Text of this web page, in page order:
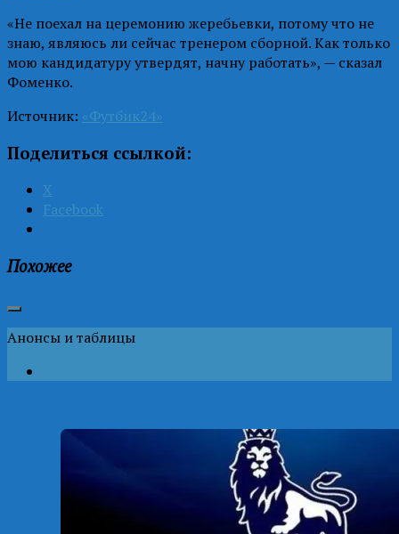
«Не поехал на церемонию жеребьевки, потому что не
знаю, являюсь ли сейчас тренером сборной. Как только
мою кандидатуру утвердят, начну работать», — сказал
Фоменко.
Источник: «Футбик24»
Поделиться ссылкой:
X
Facebook
Похожее
Анонсы и таблицы